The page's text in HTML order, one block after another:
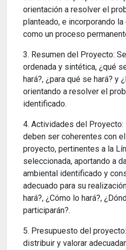
orientación a resolver el
planteado, e incorporando
como un proceso
3. Resumen del Proyecto:
ordenada y sintética, ¿qué
hará?, ¿para qué se hará? y
orientando a resolver el
identificado.
4. Actividades del
deben ser coherentes con
proyecto, pertinentes a la
seleccionada, aportando a
ambiental identificado y
adecuado para su
hará?, ¿Cómo lo hará?,
participarán?.
5. Presupuesto del
distribuir y valorar